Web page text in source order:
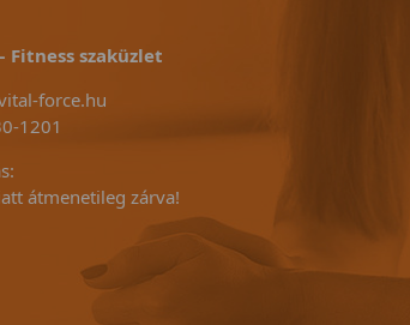
Fitness szaküzlet
force.hu
1201
átmenetileg zárva!